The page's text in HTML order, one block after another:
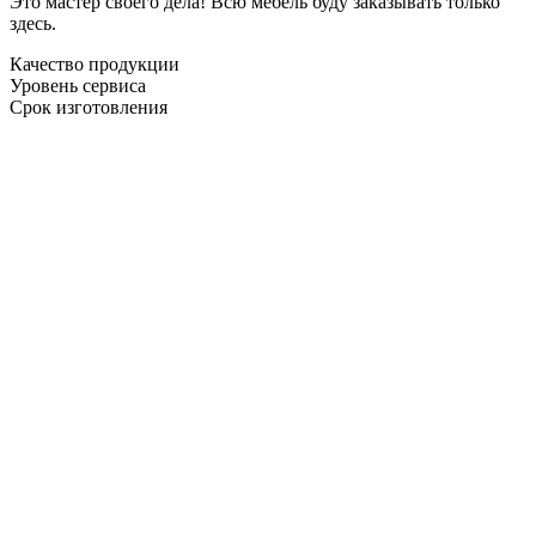
здесь.
Качество продукции
Уровень сервиса
Срок изготовления